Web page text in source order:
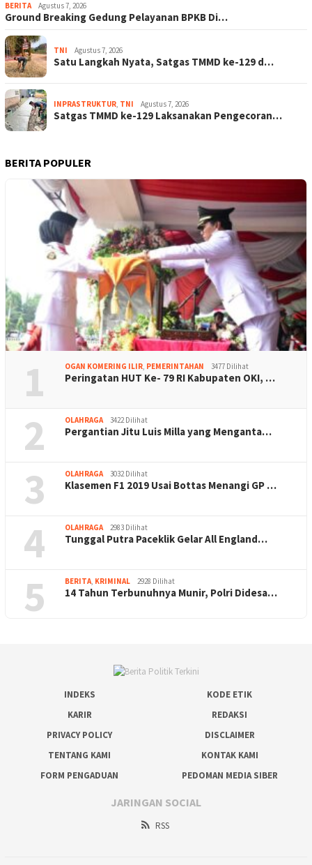
BERITA Agustus 7, 2026
Ground Breaking Gedung Pelayanan BPKB Di…
TNI Agustus 7, 2026
Satu Langkah Nyata, Satgas TMMD ke-129 d…
INPRASTRUKTUR, TNI Agustus 7, 2026
Satgas TMMD ke-129 Laksanakan Pengecoran…
BERITA POPULER
1 OGAN KOMERING ILIR, PEMERINTAHAN 3477 Dilihat
Peringatan HUT Ke- 79 RI Kabupaten OKI, …
2 OLAHRAGA 3422 Dilihat
Pergantian Jitu Luis Milla yang Menganta…
3 OLAHRAGA 3032 Dilihat
Klasemen F1 2019 Usai Bottas Menangi GP …
4 OLAHRAGA 2983 Dilihat
Tunggal Putra Paceklik Gelar All England…
5 BERITA, KRIMINAL 2928 Dilihat
14 Tahun Terbunuhnya Munir, Polri Didesa…
INDEKS
KODE ETIK
KARIR
REDAKSI
PRIVACY POLICY
DISCLAIMER
TENTANG KAMI
KONTAK KAMI
FORM PENGADUAN
PEDOMAN MEDIA SIBER
JARINGAN SOCIAL
RSS